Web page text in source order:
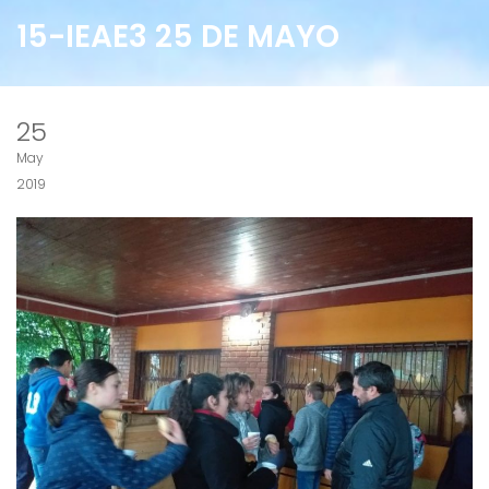
15-IEAE3 25 DE MAYO
25
May
2019